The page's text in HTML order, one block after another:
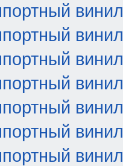
винил
винил
винил
винил
винил
винил
винил